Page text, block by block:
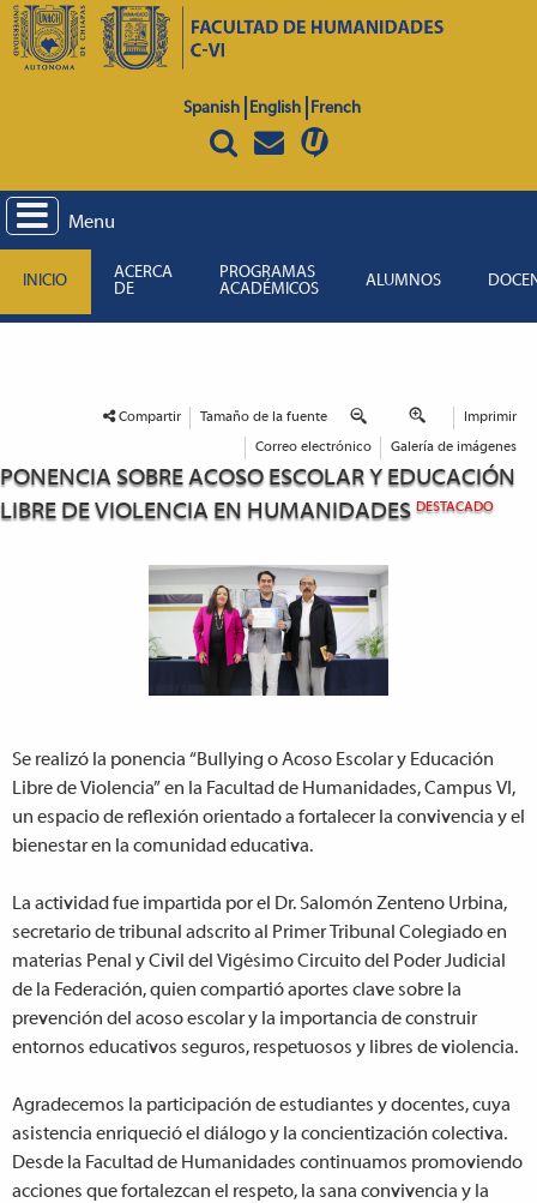
Spanish English French
Menu
INICIO
ACERCA
DE
PROGRAMAS
ACADÉMICOS
ALUMNOS
Compartir Tamaño de la fuente Imprimir
Correo electrónico Galería de imágenes
PONENCIA SOBRE ACOSO ESCOLAR Y EDUCACIÓN
LIBRE DE VIOLENCIA EN HUMANIDADES DESTACADO
Se realizó la ponencia “Bullying o Acoso Escolar y Educación
Libre de Violencia” en la Facultad de Humanidades, Campus VI,
un espacio de reflexión orientado a fortalecer la convivencia y el
bienestar en la comunidad educativa.
La actividad fue impartida por el Dr. Salomón Zenteno Urbina,
secretario de tribunal adscrito al Primer Tribunal Colegiado en
materias Penal y Civil del Vigésimo Circuito del Poder Judicial
de la Federación, quien compartió aportes clave sobre la
prevención del acoso escolar y la importancia de construir
entornos educativos seguros, respetuosos y libres de violencia.
Agradecemos la participación de estudiantes y docentes, cuya
asistencia enriqueció el diálogo y la concientización colectiva.
Desde la Facultad de Humanidades continuamos promoviendo
acciones que fortalezcan el respeto, la sana convivencia y la